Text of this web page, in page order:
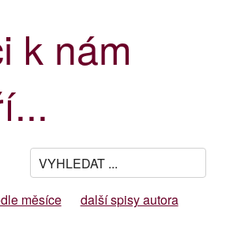
k nám
měsíce
další spisy autora